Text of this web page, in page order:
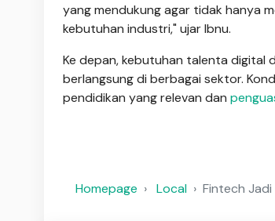
yang mendukung agar tidak hanya
kebutuhan industri," ujar Ibnu.
Ke depan, kebutuhan talenta digital
berlangsung di berbagai sektor.
pendidikan yang relevan dan
Homepage Local Fintech Jadi